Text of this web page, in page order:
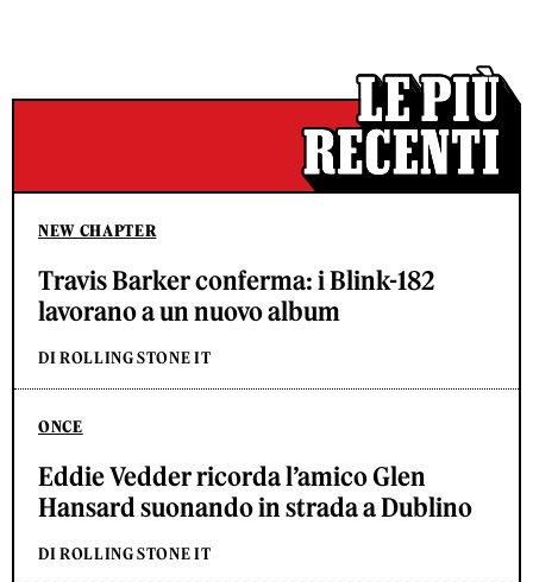
NEW CHAPTER
Travis Barker conferma: i Blink-182
lavorano a un nuovo album
DI ROLLING STONE IT
ONCE
Eddie Vedder ricorda l’amico Glen
Hansard suonando in strada a Dublino
DI ROLLING STONE IT